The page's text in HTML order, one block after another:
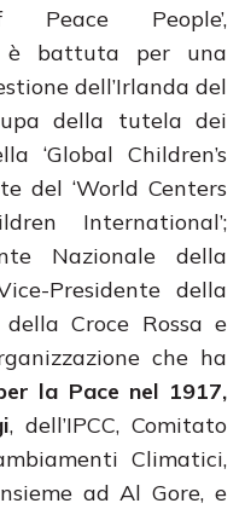
Peace People’,
è battuta per una
dell’Irlanda del
della tutela dei
‘Global Children’s
del ‘World Centers
International’;
Nazionale della
Presidente della
della Croce Rossa e
che ha
la Pace nel 1917,
, dell’IPCC, Comitato
Climatici,
ad Al Gore, e